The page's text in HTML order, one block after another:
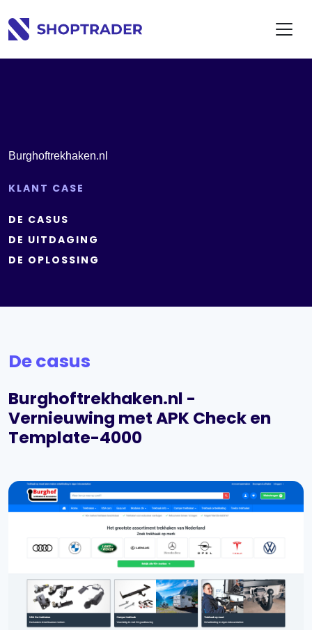
Burghoftrekhaken.nl
KLANT CASE
DE CASUS
DE UITDAGING
DE OPLOSSING
De casus
Burghoftrekhaken.nl -
Vernieuwing met APK Check en
Template-4000